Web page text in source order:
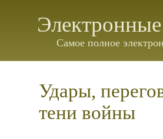
Самое полное
Удары,
тени войны